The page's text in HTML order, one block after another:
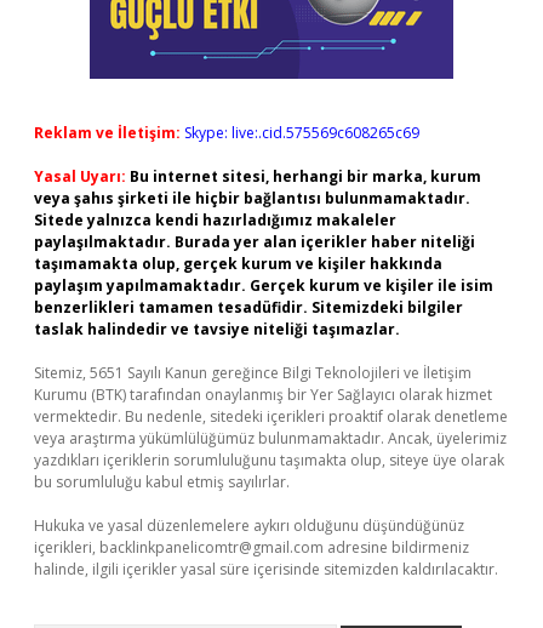
Reklam ve İletişim: Skype: live:.cid.575569c608265c69
Yasal Uyarı: Bu internet sitesi, herhangi bir marka, kurum
veya şahıs şirketi ile hiçbir bağlantısı bulunmamaktadır.
Sitede yalnızca kendi hazırladığımız makaleler
paylaşılmaktadır. Burada yer alan içerikler haber niteliği
taşımamakta olup, gerçek kurum ve kişiler hakkında
paylaşım yapılmamaktadır. Gerçek kurum ve kişiler ile isim
benzerlikleri tamamen tesadüfidir. Sitemizdeki bilgiler
taslak halindedir ve tavsiye niteliği taşımazlar.
Sitemiz, 5651 Sayılı Kanun gereğince Bilgi Teknolojileri ve İletişim
Kurumu (BTK) tarafından onaylanmış bir Yer Sağlayıcı olarak hizmet
vermektedir. Bu nedenle, sitedeki içerikleri proaktif olarak denetleme
veya araştırma yükümlülüğümüz bulunmamaktadır. Ancak, üyelerimiz
yazdıkları içeriklerin sorumluluğunu taşımakta olup, siteye üye olarak
bu sorumluluğu kabul etmiş sayılırlar.
Hukuka ve yasal düzenlemelere aykırı olduğunu düşündüğünüz
içerikleri, backlinkpanelicomtr@gmail.com adresine bildirmeniz
halinde, ilgili içerikler yasal süre içerisinde sitemizden kaldırılacaktır.